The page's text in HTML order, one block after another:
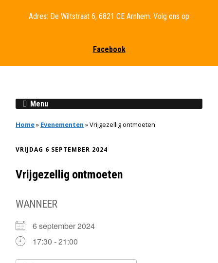
Adres: De Wiltstraat 6, 6821 CE Arnhem. Volg ons op
Facebook
Menu
Home» Evenementen »Vrijgezellig ontmoeten
VRIJDAG 6 SEPTEMBER 2024
Vrijgezellig ontmoeten
WANNEER
6 september 2024
17:30 - 21:00